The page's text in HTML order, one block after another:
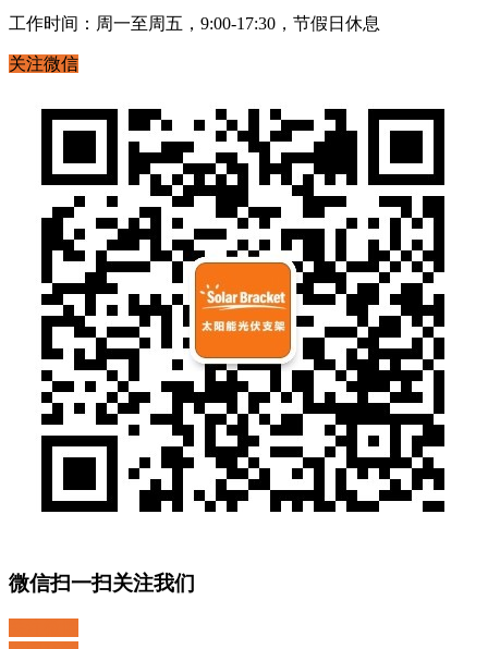
工作时间：周一至周五，9:00-17:30，节假日休息
关注微信
微信扫一扫关注我们